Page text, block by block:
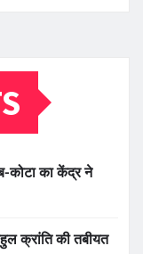
कोटा का केंद्र ने
क्रांति की तबीयत